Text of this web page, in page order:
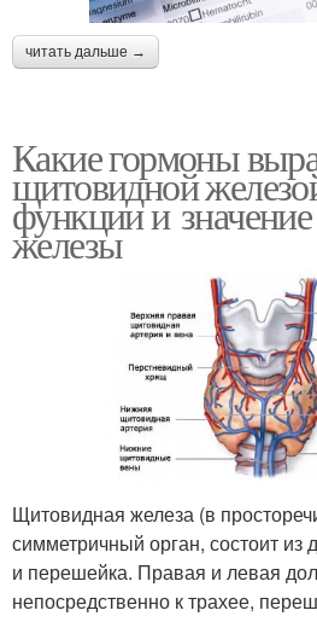
читать дальше →
Какие гормоны
щитовидной
функции и
железы
Щитовидная железа (в
симметричный орган, состоит из
и перешейка. Правая и левая
непосредственно к трахее,